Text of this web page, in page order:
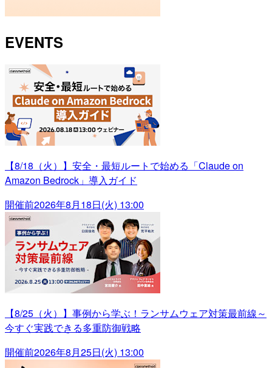
EVENTS
【8/18（火）】安全・最短ルートで始める「Claude on
Amazon Bedrock」導入ガイド
開催前2026年8月18日(火) 13:00
【8/25（火）】事例から学ぶ！ランサムウェア対策最前線～
今すぐ実践できる多重防御戦略
開催前2026年8月25日(火) 13:00